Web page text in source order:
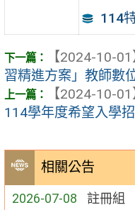
相關公告
2026-07-08 註冊組
114
【2024-10-01
習精進方案」教師數
【2024-10-01
114學年度希望入學